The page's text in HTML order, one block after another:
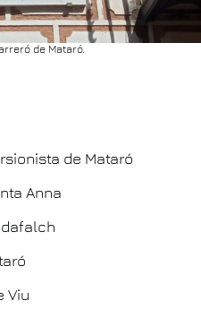
de Mataró.
de Mataró
Anna
Viu